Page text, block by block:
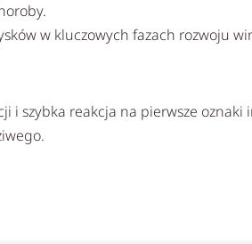
w kluczowych fazach rozwoju
i szybka reakcja na pierwsze